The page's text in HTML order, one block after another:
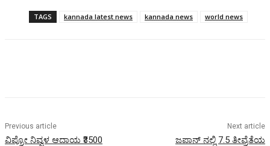
TAGS kannada latest news kannada news world news
Previous article
ವಿಪ್ರೋ ನಿವ್ವಳ ಆದಾಯ ₹3500
Next article
ಜಪಾನ್ ನಲ್ಲಿ 7.5 ತೀವ್ರೆತೆಯ